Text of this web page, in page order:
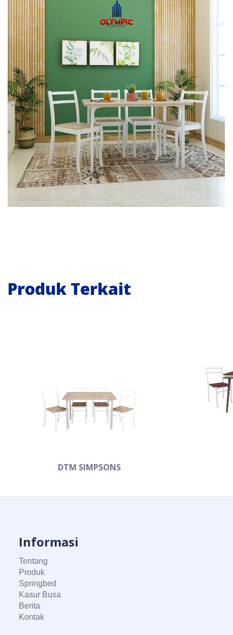
Produk Terkait
DTM SIMPSONS
Informasi
Tentang
Produk
Springbed
Kasur Busa
Berita
Kontak